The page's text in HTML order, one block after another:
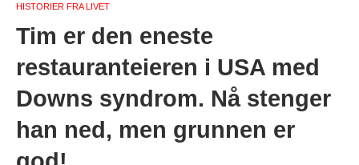
HISTORIER FRA LIVET
Tim er den eneste
restauranteieren i USA med
Downs syndrom. Nå stenger
han ned, men grunnen er